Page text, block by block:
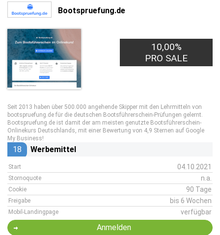
Bootspruefung.de
10,00%
PRO SALE
Seit 2013 haben über 500.000 angehende Skipper mit den Lehrmitteln von
bootspruefung.de für die deutschen Bootsführerschein-Prüfungen gelernt.
Bootspruefung.de ist damit der am meisten genutzte Bootsführerschein-
Onlinekurs Deutschlands, mit einer Bewertung von 4,9 Sternen auf Google
My Business!
18 Werbemittel
Start 04.10.2021
Stornoquote n.a.
Cookie 90 Tage
Freigabe bis 6 Wochen
Mobil-Landingpage verfügbar
Anmelden